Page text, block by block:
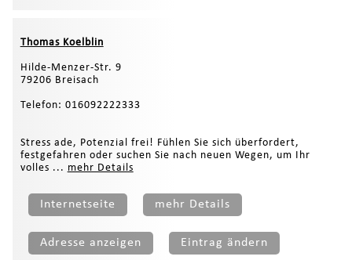
Thomas Koelblin
Hilde-Menzer-Str. 9
79206 Breisach
Telefon: 016092222333
Stress ade, Potenzial frei! Fühlen Sie sich überfordert,
festgefahren oder suchen Sie nach neuen Wegen, um Ihr
volles ... mehr Details
Internetseite mehr Details
Adresse anzeigen Eintrag ändern